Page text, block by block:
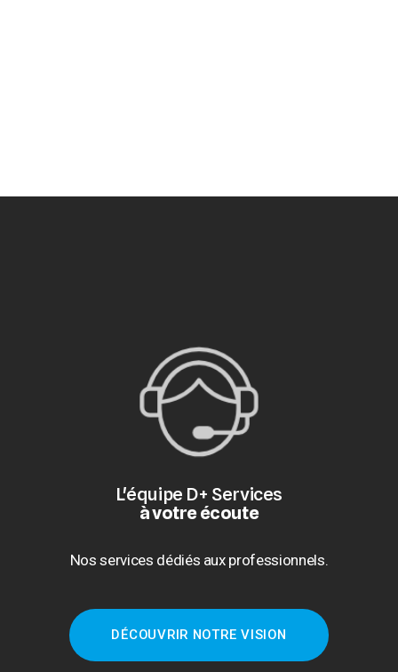
L'équipe D+ Services
à votre écoute
Nos services dédiés aux professionnels.
DÉCOUVRIR NOTRE VISION